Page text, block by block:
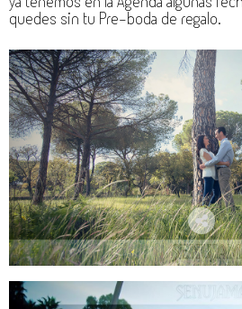
quedes sin tu Pre-boda de regalo.